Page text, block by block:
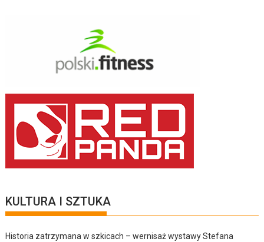
KULTURA I SZTUKA
Historia zatrzymana w szkicach – wernisaż wystawy Stefana